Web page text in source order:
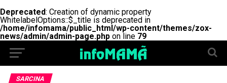
Deprecated: Creation of dynamic property
WhitelabelOptions::$_title is deprecated in
/home/infomama/public_html/wp-content/themes/zox-
news/admin/admin-page.php on line 79
SARCINA